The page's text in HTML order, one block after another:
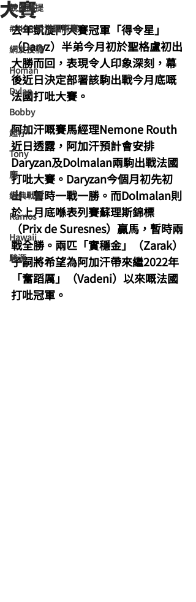
競馬磚提
#HKIR 香港國際賽
網友投稿
Homan
Dylan
Bobby
超仔
Tony
鹿
經典戰線
Ramos
Hawaii
駿源
大賽
去年凱旋門大賽冠軍「得令星」
（Daryz）半弟今月初於聖格盧初出
大勝而回，表現令人印象深刻，幕
後近日決定部署該駒出戰今月底嘅
法國打吡大賽。
阿加汗嘅賽馬經理Nemone Routh
近日透露，阿加汗預計會安排
Daryzan及Dolmalan兩駒出戰法國
打吡大賽。Daryzan今個月初先初
出，暫時一戰一勝。而Dolmalan則
於上月底喺表列賽蘇理斯錦標
（Prix de Suresnes）贏馬，暫時兩
戰全勝。兩匹「實穩金」（Zarak）
子嗣將希望為阿加汗帶來繼2022年
「奮蹈厲」（Vadeni）以來嘅法國
打吡冠軍。